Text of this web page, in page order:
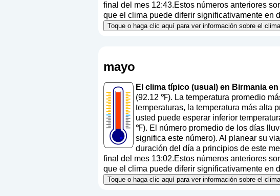
final del mes 12:43.Estos números anteriores
que el clima puede diferir significativamente en
Toque o haga clic aquí para ver información sobre el
mayo
El clima típico (usual) en Birmania
(92.12 ℉). La temperatura promedio
temperaturas, la temperatura más alta
usted puede esperar inferior
℉). El número promedio de los días
significa este número). Al planear su
duración del día a principios de este
final del mes 13:02.Estos números anteriores
que el clima puede diferir significativamente en
Toque o haga clic aquí para ver información sobre el